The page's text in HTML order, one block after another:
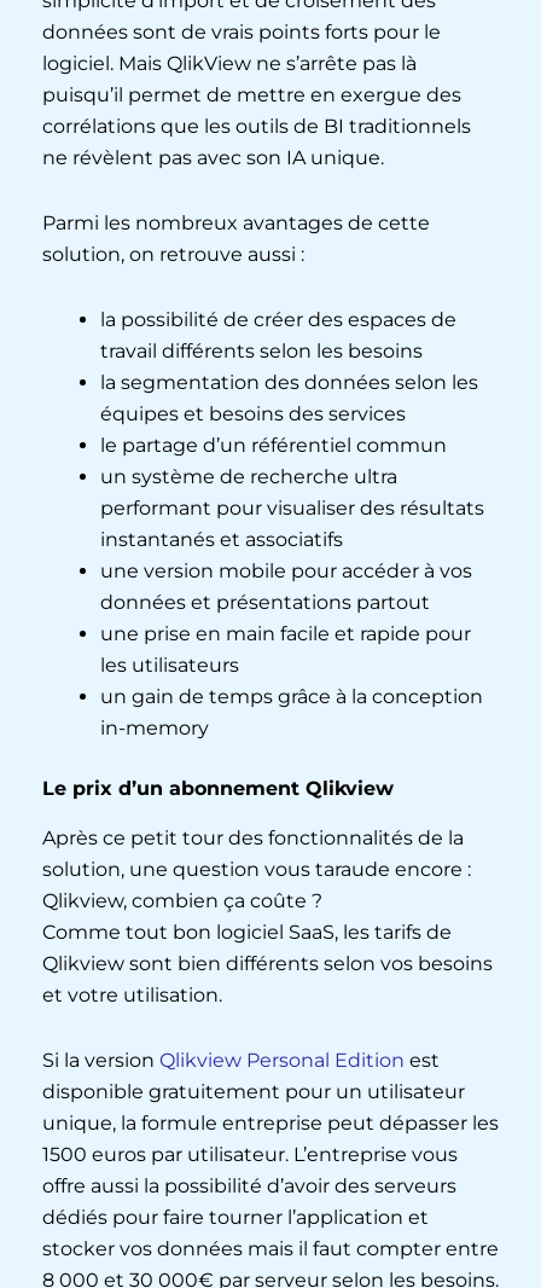
données sont de vrais points forts pour le
logiciel. Mais QlikView ne s’arrête pas là
puisqu’il permet de mettre en exergue des
corrélations que les outils de BI traditionnels
ne révèlent pas avec son IA unique.
Parmi les nombreux avantages de cette
solution, on retrouve aussi :
la possibilité de créer des espaces de
travail différents selon les besoins
la segmentation des données selon les
équipes et besoins des services
le partage d’un référentiel commun
un système de recherche ultra
performant pour visualiser des résultats
instantanés et associatifs
une version mobile pour accéder à vos
données et présentations partout
une prise en main facile et rapide pour
les utilisateurs
un gain de temps grâce à la conception
in-memory
Le prix d’un abonnement Qlikview
Après ce petit tour des fonctionnalités de la
solution, une question vous taraude encore :
Qlikview, combien ça coûte ?
Comme tout bon logiciel SaaS, les tarifs de
Qlikview sont bien différents selon vos besoins
et votre utilisation.
Si la version Qlikview Personal Edition est
disponible gratuitement pour un utilisateur
unique, la formule entreprise peut dépasser les
1500 euros par utilisateur. L’entreprise vous
offre aussi la possibilité d’avoir des serveurs
dédiés pour faire tourner l’application et
stocker vos données mais il faut compter entre
8 000 et 30 000€ par serveur selon les besoins.